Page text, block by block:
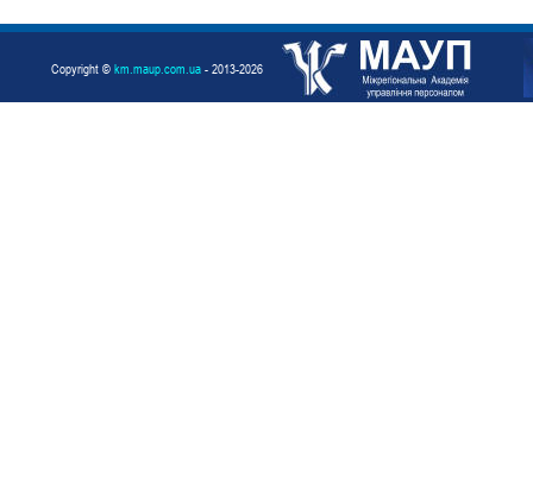
Copyright © km.maup.com.ua - 2013-2026